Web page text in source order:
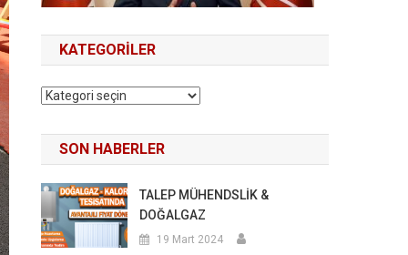
KATEGORILER
Kategoriler
SON HABERLER
TALEP MÜHENDSLİK &
DOĞALGAZ
19 Mart 2024